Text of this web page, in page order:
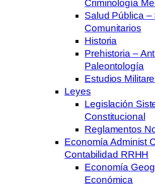
Criminología
Salud Pública –
Comunitarios
Historia
Prehistoria –
Paleontología
Estudios
Leyes
Legislación
Constitucional
Reglamentos
Economía Administ
Contabilidad RRHH
Economía
Económica